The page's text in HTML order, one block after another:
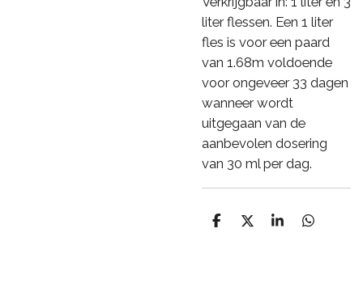
liter flessen. Een 1 liter
fles is voor een paard
van 1.68m voldoende
voor ongeveer 33 dagen
wanneer wordt
uitgegaan van de
aanbevolen dosering
van 30 ml per dag.
D
D
S
D